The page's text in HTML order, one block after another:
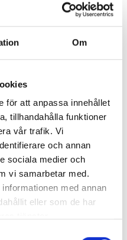
Om
för att anpassa innehållet
tillhandahålla funktioner
vår trafik. Vi
och annan
sociala medier och
vi samarbetar med.
med annan
eller som de har